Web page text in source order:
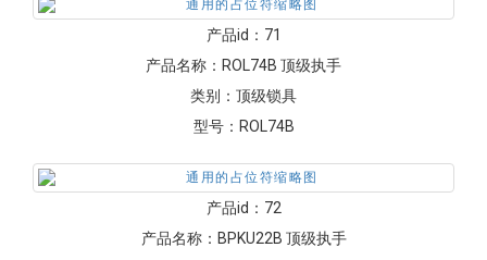
产品id： 71
产品名称： ROL74B 顶级执手
类别： 顶级锁具
型号： ROL74B
产品id： 72
产品名称： BPKU22B 顶级执手